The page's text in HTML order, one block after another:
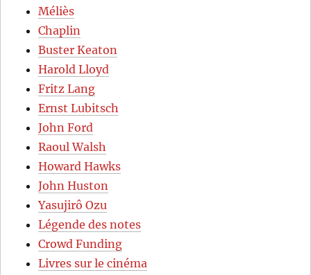
Méliès
Chaplin
Buster Keaton
Harold Lloyd
Fritz Lang
Ernst Lubitsch
John Ford
Raoul Walsh
Howard Hawks
John Huston
Yasujirô Ozu
Légende des notes
Crowd Funding
Livres sur le cinéma